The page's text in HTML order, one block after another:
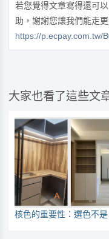
若您覺得文章寫得還可
助，謝謝您讓我們能走
https://p.ecpay.com.tw/
大家也看了這些文